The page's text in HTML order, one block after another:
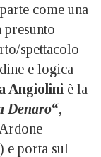
come una
presunto
spettacolo
e logica
Angiolini è la
Denaro“,
e porta sul